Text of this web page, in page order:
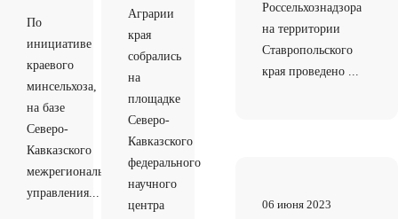
По
инициативе
краевого
минсельхоза,
на базе
Северо-
Кавказского
межрегионального
управления...
Аграрии
края
собрались
на
площадке
Северо-
Кавказского
федерального
научного
центра
Россельхознадзора
на территории
Ставропольского
края проведено ...
06 июня 2023